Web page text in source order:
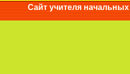
Сайт учителя